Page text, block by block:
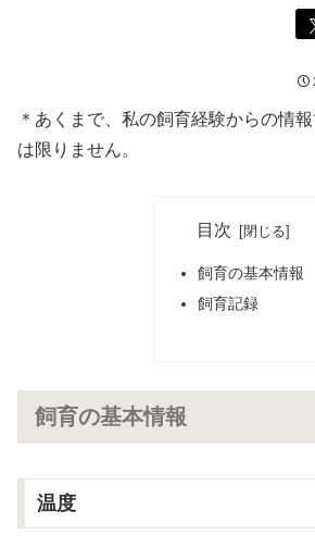
＊あくまで、私の飼育経験からの情
は限りません。
目次
飼育の基本情報
飼育記録
飼育の基本情報
温度